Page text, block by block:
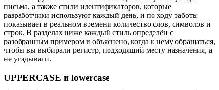
письма, а также стили идентификаторов, которые
разработчики используют каждый день, и по ходу работы
показывает в реальном времени количество слов, символов и
строк. В разделах ниже каждый стиль определён с
разобранным примером и объяснено, когда к нему обращаться,
чтобы вы выбирали регистр, подходящий месту назначения, а
не угадывали.
UPPERCASE и lowercase